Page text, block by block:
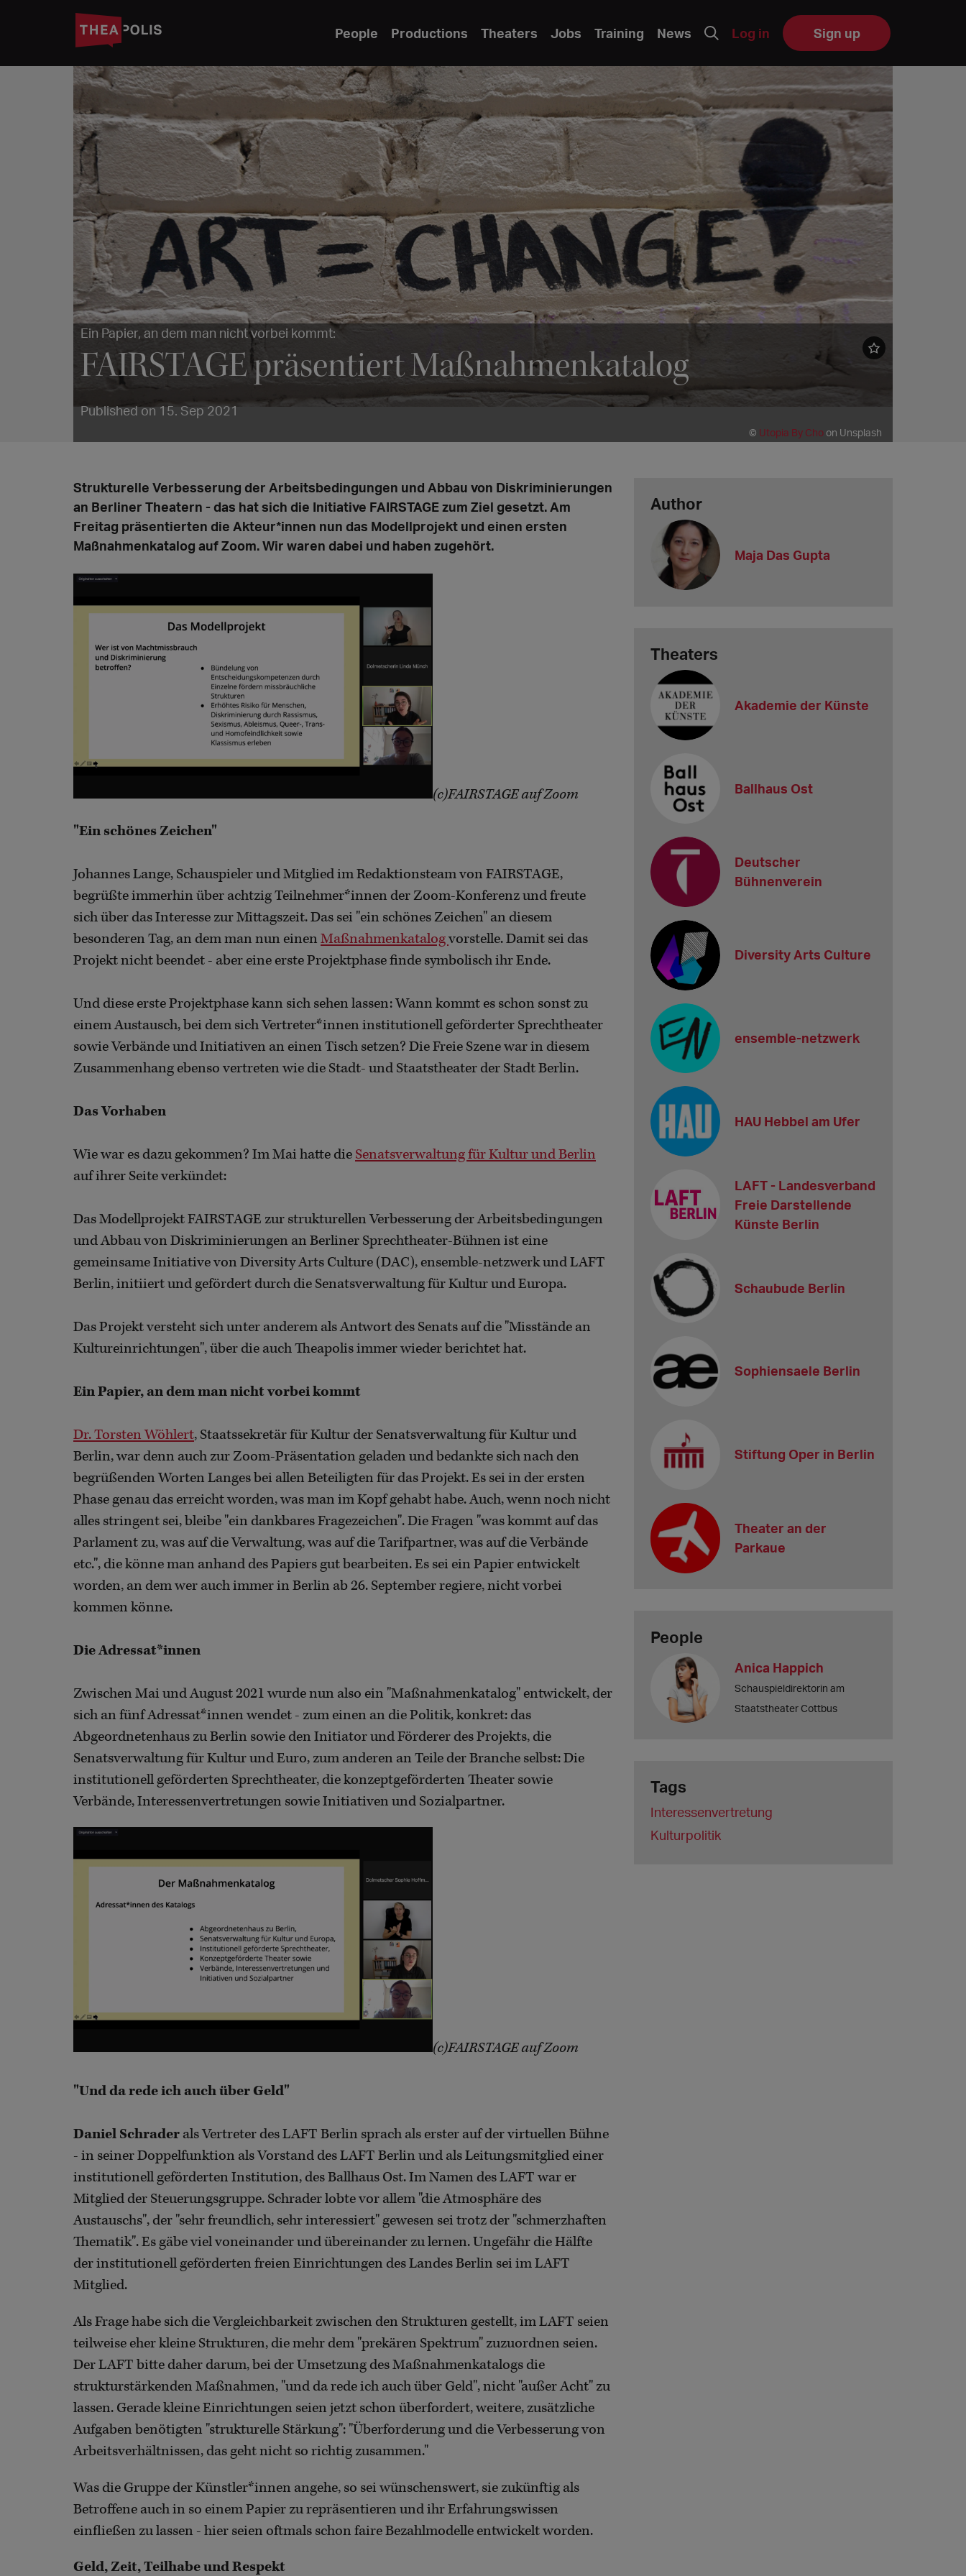
People Productions Theaters Jobs Training News Log in Sign up
Ein Papier, an dem man nicht vorbei kommt:
FAIRSTAGE präsentiert Maßnahmenkatalog
Published on 15. Sep 2021
© Utopia By Cho on Unsplash
Strukturelle Verbesserung der Arbeitsbedingungen und Abbau von Diskriminierungen
an Berliner Theatern - das hat sich die Initiative FAIRSTAGE zum Ziel gesetzt. Am
Freitag präsentierten die Akteur*innen nun das Modellprojekt und einen ersten
Maßnahmenkatalog auf Zoom. Wir waren dabei und haben zugehört.
(c)FAIRSTAGE auf Zoom
"Ein schönes Zeichen"
Johannes Lange, Schauspieler und Mitglied im Redaktionsteam von FAIRSTAGE,
begrüßte immerhin über achtzig Teilnehmer*innen der Zoom-Konferenz und freute
sich über das Interesse zur Mittagszeit. Das sei "ein schönes Zeichen" an diesem
besonderen Tag, an dem man nun einen Maßnahmenkatalogvorstelle. Damit sei das
Projekt nicht beendet - aber eine erste Projektphase finde symbolisch ihr Ende.
Und diese erste Projektphase kann sich sehen lassen: Wann kommt es schon sonst zu
einem Austausch, bei dem sich Vertreter*innen institutionell geförderter Sprechtheater
sowie Verbände und Initiativen an einen Tisch setzen? Die Freie Szene war in diesem
Zusammenhang ebenso vertreten wie die Stadt- und Staatstheater der Stadt Berlin.
Das Vorhaben
Wie war es dazu gekommen? Im Mai hatte die Senatsverwaltung für Kultur und Berlin
auf ihrer Seite verkündet:
Das Modellprojekt FAIRSTAGE zur strukturellen Verbesserung der Arbeitsbedingungen
und Abbau von Diskriminierungen an Berliner Sprechtheater-Bühnen ist eine
gemeinsame Initiative von Diversity Arts Culture (DAC), ensemble-netzwerk und LAFT
Berlin, initiiert und gefördert durch die Senatsverwaltung für Kultur und Europa.
Das Projekt versteht sich unter anderem als Antwort des Senats auf die "Misstände an
Kultureinrichtungen", über die auch Theapolis immer wieder berichtet hat.
Ein Papier, an dem man nicht vorbei kommt
Dr. Torsten Wöhlert, Staatssekretär für Kultur der Senatsverwaltung für Kultur und
Berlin, war denn auch zur Zoom-Präsentation geladen und bedankte sich nach den
begrüßenden Worten Langes bei allen Beteiligten für das Projekt. Es sei in der ersten
Phase genau das erreicht worden, was man im Kopf gehabt habe. Auch, wenn noch nicht
alles stringent sei, bleibe "ein dankbares Fragezeichen". Die Fragen "was kommt auf das
Parlament zu, was auf die Verwaltung, was auf die Tarifpartner, was auf die Verbände
etc.", die könne man anhand des Papiers gut bearbeiten. Es sei ein Papier entwickelt
worden, an dem wer auch immer in Berlin ab 26. September regiere, nicht vorbei
kommen könne.
Die Adressat*innen
Zwischen Mai und August 2021 wurde nun also ein "Maßnahmenkatalog" entwickelt, der
sich an fünf Adressat*innen wendet - zum einen an die Politik, konkret: das
Abgeordnetenhaus zu Berlin sowie den Initiator und Förderer des Projekts, die
Senatsverwaltung für Kultur und Euro, zum anderen an Teile der Branche selbst: Die
institutionell geförderten Sprechtheater, die konzeptgeförderten Theater sowie
Verbände, Interessenvertretungen sowie Initiativen und Sozialpartner.
(c)FAIRSTAGE auf Zoom
"Und da rede ich auch über Geld"
Daniel Schrader als Vertreter des LAFT Berlin sprach als erster auf der virtuellen Bühne
- in seiner Doppelfunktion als Vorstand des LAFT Berlin und als Leitungsmitglied einer
institutionell geförderten Institution, des Ballhaus Ost. Im Namen des LAFT war er
Mitglied der Steuerungsgruppe. Schrader lobte vor allem "die Atmosphäre des
Austauschs", der "sehr freundlich, sehr interessiert" gewesen sei trotz der "schmerzhaften
Thematik". Es gäbe viel voneinander und übereinander zu lernen. Ungefähr die Hälfte
der institutionell geförderten freien Einrichtungen des Landes Berlin sei im LAFT
Mitglied.
Als Frage habe sich die Vergleichbarkeit zwischen den Strukturen gestellt, im LAFT seien
teilweise eher kleine Strukturen, die mehr dem "prekären Spektrum" zuzuordnen seien.
Der LAFT bitte daher darum, bei der Umsetzung des Maßnahmenkatalogs die
strukturstärkenden Maßnahmen, "und da rede ich auch über Geld", nicht "außer Acht" zu
lassen. Gerade kleine Einrichtungen seien jetzt schon überfordert, weitere, zusätzliche
Aufgaben benötigten "strukturelle Stärkung": "Überforderung und die Verbesserung von
Arbeitsverhältnissen, das geht nicht so richtig zusammen."
Was die Gruppe der Künstler*innen angehe, so sei wünschenswert, sie zukünftig als
Betroffene auch in so einem Papier zu repräsentieren und ihr Erfahrungswissen
einfließen zu lassen - hier seien oftmals schon faire Bezahlmodelle entwickelt worden.
Geld, Zeit, Teilhabe und Respekt
Author
Maja Das Gupta
Theaters
Akademie der Künste
Ballhaus Ost
Deutscher
Bühnenverein
Diversity Arts Culture
ensemble-netzwerk
HAU Hebbel am Ufer
LAFT - Landesverband
Freie Darstellende
Künste Berlin
Schaubude Berlin
Sophiensaele Berlin
Stiftung Oper in Berlin
Theater an der
Parkaue
People
Anica Happich
Schauspieldirektorin am
Staatstheater Cottbus
Tags
Interessenvertretung
Kulturpolitik